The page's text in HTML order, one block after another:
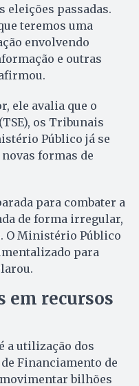
eleições passadas.
teremos uma
envolvendo
e outras
ele avalia que o
os Tribunais
Público já se
formas de
para combater a
de forma irregular,
O Ministério Público
para
em recursos
a utilização dos
Financiamento de
movimentar bilhões